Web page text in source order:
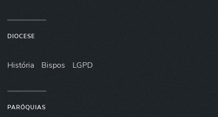
DIOCESE
História Bispos LGPD
PARÓQUIAS